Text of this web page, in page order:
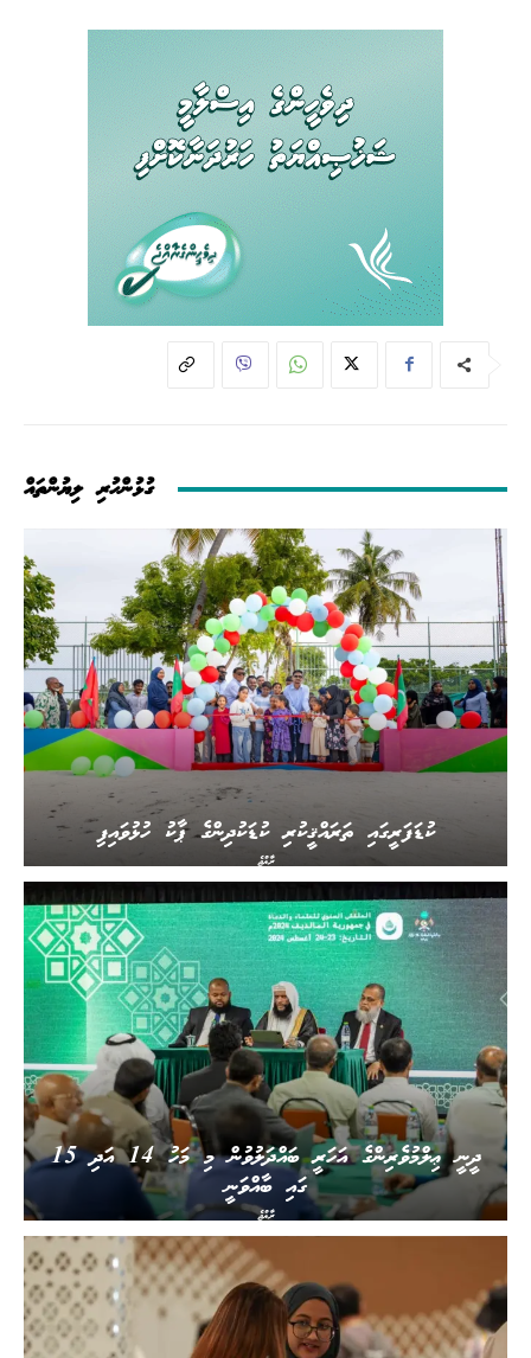
ގުޅުންހުރި ލިޔުންތައް
ރާއްޖެ
ކުޑަފަރީގައި ތަރައްޤީކުރި ކުޑަކުދިންގެ ޕާކު ހުޅުވައިފި
ރާއްޖެ
ދީނީ ޢިލްމުވެރިންގެ އަހަރީ ބައްދަލުވުން މި މަހު 14 އަދި 15
ގައި ބާއްވަނީ